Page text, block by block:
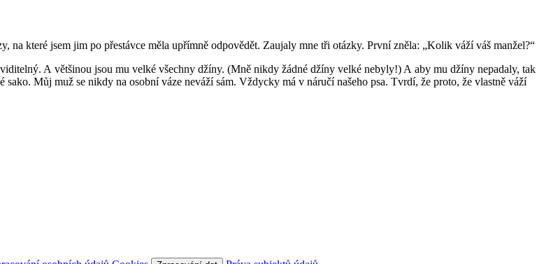
na které jsem jim po přestávce měla upřímně odpovědět. Zaujaly mne tři otázky. První zněla: „Kolik váží váš manžel?“
A většinou jsou mu velké všechny džíny. (Mně nikdy žádné džíny velké nebyly!) A aby mu džíny nepadaly, tak
Můj muž se nikdy na osobní váze neváží sám. Vždycky má v náručí našeho psa. Tvrdí, že proto, že vlastně váží